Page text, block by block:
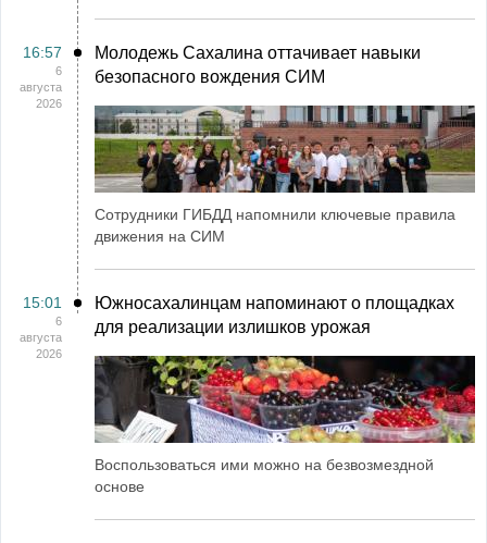
16:57
6
августа
2026
Молодежь Сахалина оттачивает навыки
безопасного вождения СИМ
Сотрудники ГИБДД напомнили ключевые правила
движения на СИМ
15:01
6
августа
2026
Южносахалинцам напоминают о площадках
для реализации излишков урожая
Воспользоваться ими можно на безвозмездной
основе